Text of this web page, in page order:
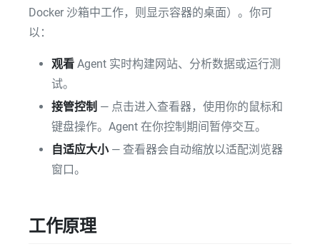
Docker 沙箱中工作，则显示容器的桌面）。你可
以：
观看 Agent 实时构建网站、分析数据或运行测
试。
接管控制 — 点击进入查看器，使用你的鼠标和
键盘操作。Agent 在你控制期间暂停交互。
自适应大小— 查看器会自动缩放以适配浏览器
窗口。
工作原理